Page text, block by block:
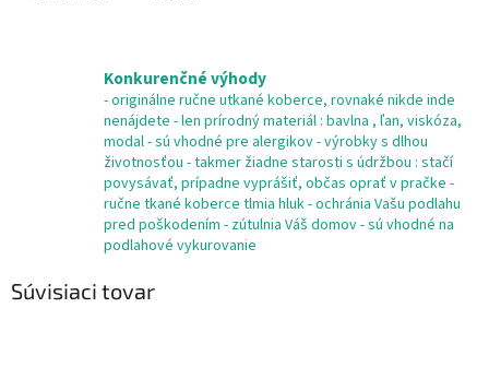
Konkurenčné výhody
- originálne ručne utkané koberce, rovnaké nikde inde
nenájdete - len prírodný materiál : bavlna , ľan, viskóza,
modal - sú vhodné pre alergikov - výrobky s dlhou
životnosťou - takmer žiadne starosti s údržbou : stačí
povysávať, prípadne vyprášiť, občas oprať v pračke -
ručne tkané koberce tlmia hluk - ochránia Vašu podlahu
pred poškodením - zútulnia Váš domov - sú vhodné na
podlahové vykurovanie
Súvisiaci tovar